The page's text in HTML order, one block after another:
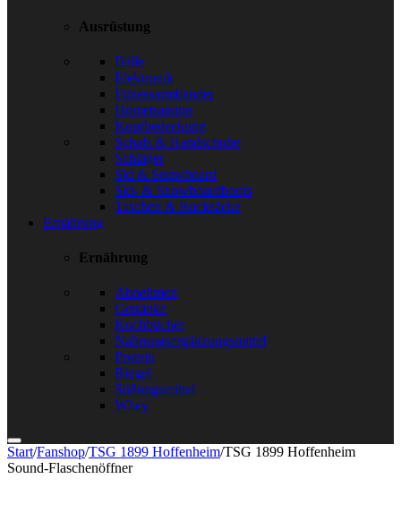
Ausrüstung
Bälle
Elektronik
Fitnessarmbänder
Hometraining
Kopfbedeckung
Schals & Handschuhe
Schläger
Ski & Snowboard
Ski- & Snowboardboots
Taschen & Rucksäcke
Ernährung
Ernährung
Abnehmen
Getränke
Kochbücher
Nahrungsergänzungsmittel
Protein
Riegel
Süßungsmittel
Whey
Start/Fanshop/TSG 1899 Hoffenheim/TSG 1899 Hoffenheim
Sound-Flaschenöffner